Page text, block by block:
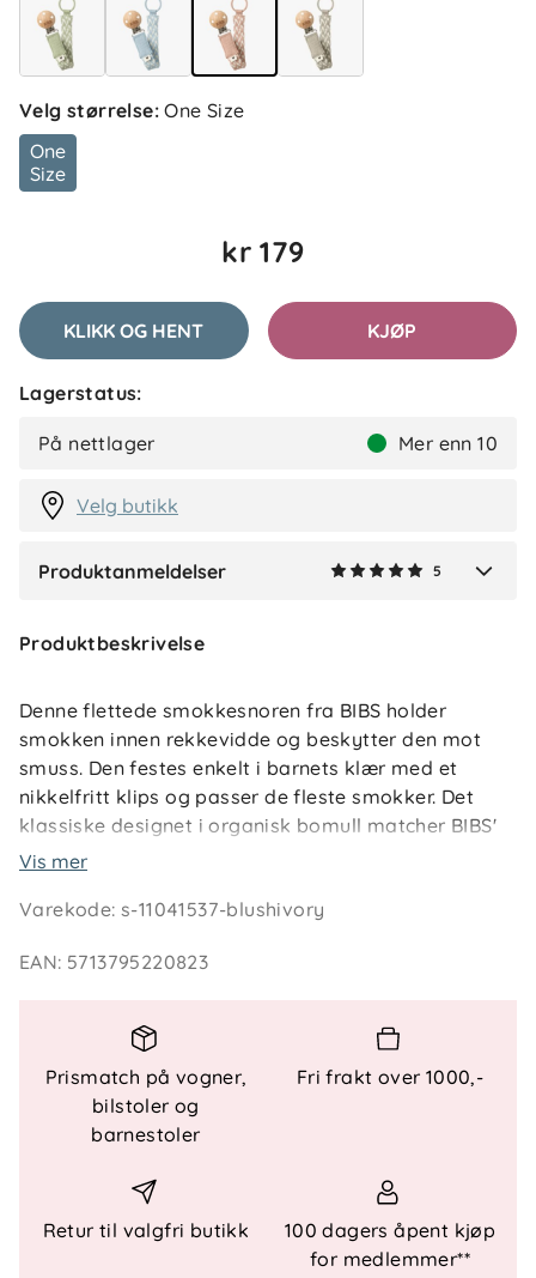
Velg størrelse:One Size
One
Size
kr 179
KLIKK OG HENT KJØP
Lagerstatus:
På nettlager Mer enn 10
Velg butikk
Produktanmeldelser 5
ES Elise S
1 måned siden
V
Produktbeskrivelse
Denne flettede smokkesnoren fra BIBS holder
smokken innen rekkevidde og beskytter den mot
smuss. Den festes enkelt i barnets klær med et
nikkelfritt klips og passer de fleste smokker. Det
klassiske designet i organisk bomull matcher BIBS'
smokker og gir et stilrent uttrykk. Snoren er
for smokkesnorer (EN 12586).
Materiale : 100 % organisk bomull, nikkelfritt
metall
Lengde
: 22 cm
Standard: EN 12586+A1:2011
Vis mer
Varekode:s-11041537-blushivory
EAN: 5713795220823
Prismatch på vogner,
bilstoler og
barnestoler
Fri frakt over 1000,-
Retur til valgfri butikk
100 dagers åpent kjøp
for medlemmer**